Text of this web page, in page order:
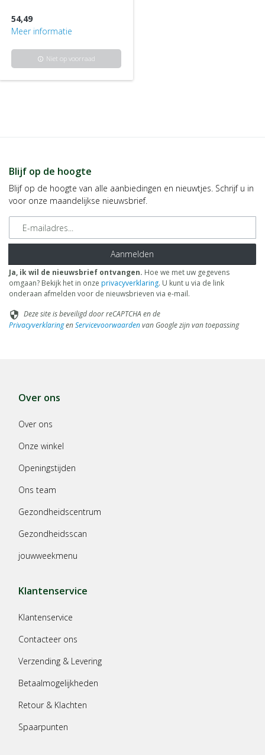
54,49
Meer informatie
info Niet op voorraad
Blijf op de hoogte
Blijf op de hoogte van alle aanbiedingen en nieuwtjes. Schrijf u in
voor onze maandelijkse nieuwsbrief.
E-mailadres
Aanmelden
Ja, ik wil de nieuwsbrief ontvangen. Hoe we met uw gegevens
omgaan? Bekijk het in onze privacyverklaring. U kunt u via de link
onderaan afmelden voor de nieuwsbrieven via e-mail.
security Deze site is beveiligd door reCAPTCHA en de
PrivacyverklaringenServicevoorwaardenvan Google zijn van toepassing
Over ons
Over ons
Onze winkel
Openingstijden
Ons team
Gezondheidscentrum
Gezondheidsscan
jouwweekmenu
Klantenservice
Klantenservice
Contacteer ons
Verzending & Levering
Betaalmogelijkheden
Retour & Klachten
Spaarpunten